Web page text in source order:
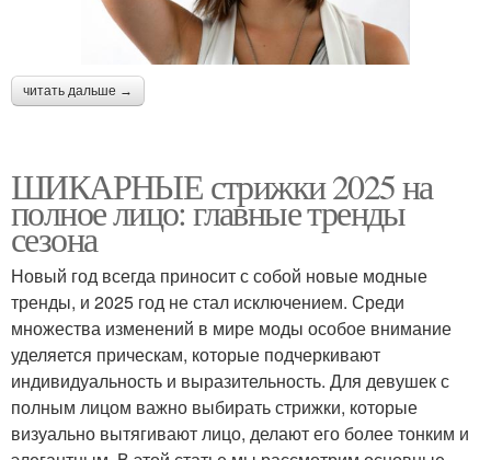
читать дальше →
ШИКАРНЫЕ стрижки 2025 на
полное лицо: главные тренды
сезона
Новый год всегда приносит с собой новые модные
тренды, и 2025 год не стал исключением. Среди
множества изменений в мире моды особое внимание
уделяется прическам, которые подчеркивают
индивидуальность и выразительность. Для девушек с
полным лицом важно выбирать стрижки, которые
визуально вытягивают лицо, делают его более тонким и